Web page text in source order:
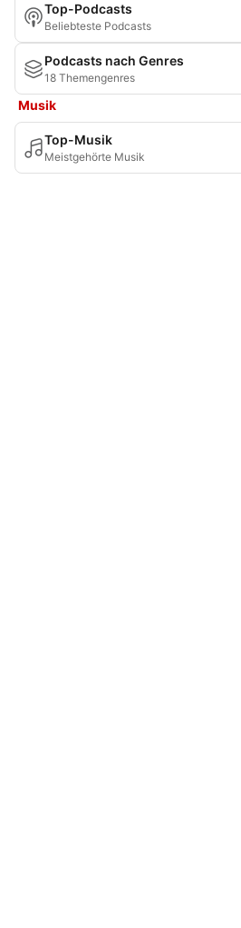
Top-Podcasts
Beliebteste Podcasts
Podcasts nach Genres
18 Themengenres
Musik
Top-Musik
Meistgehörte Musik